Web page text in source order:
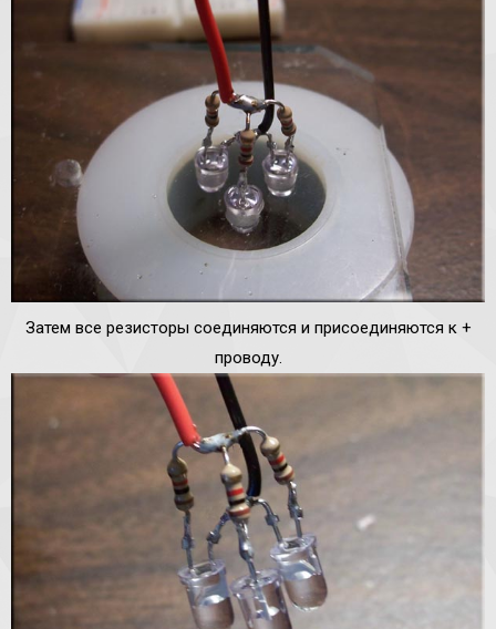
Затем все резисторы соединяются и присоединяются к +
проводу.